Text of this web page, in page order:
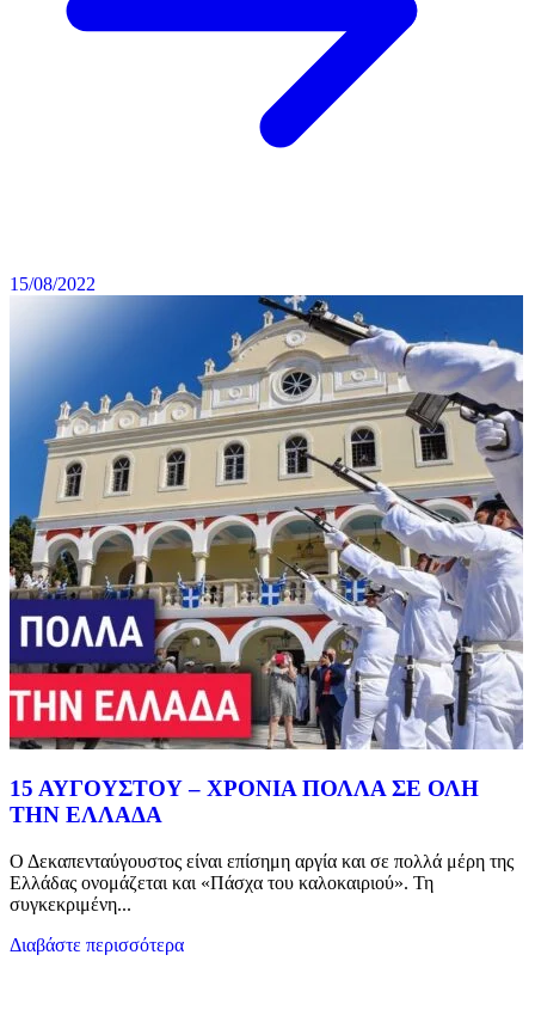
15/08/2022
15 ΑΥΓΟΥΣΤΟΥ – ΧΡΟΝΙΑ ΠΟΛΛΑ ΣΕ ΟΛΗ
ΤΗΝ ΕΛΛΑΔΑ
Ο Δεκαπενταύγουστος είναι επίσημη αργία και σε πολλά μέρη της
Ελλάδας ονομάζεται και «Πάσχα του καλοκαιριού». Τη
συγκεκριμένη...
Διαβάστε περισσότερα